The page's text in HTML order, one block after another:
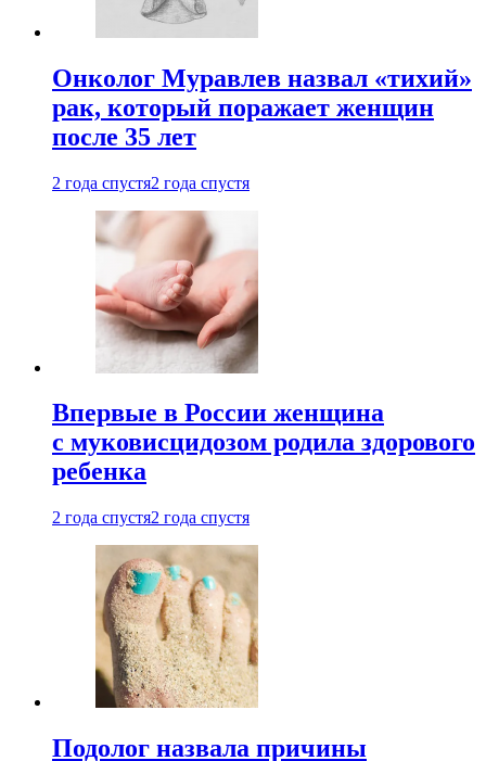
Онколог Муравлев назвал «тихий»
рак, который поражает женщин
после 35 лет
2 года спустя2 года спустя
Впервые в России женщина
с муковисцидозом родила здорового
ребенка
2 года спустя2 года спустя
Подолог назвала причины